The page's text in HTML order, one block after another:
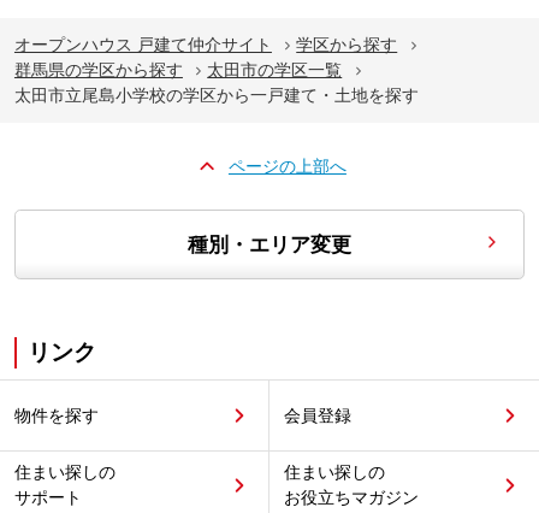
オープンハウス 戸建て仲介サイト
学区から探す
群馬県の学区から探す
太田市の学区一覧
太田市立尾島小学校の学区から一戸建て・土地を探す
ページの上部へ
種別・エリア変更
リンク
物件を探す 会員登録
住まい探しの
サポート
住まい探しの
お役立ちマガジン